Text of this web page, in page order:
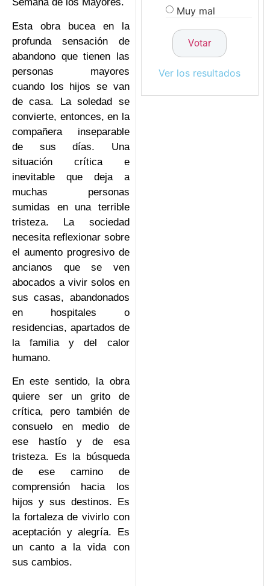
Semana de los Mayores.
Esta obra bucea en la
profunda sensación de
abandono que tienen las
personas mayores
cuando los hijos se van
de casa. La soledad se
convierte, entonces, en la
compañera inseparable
de sus días. Una
situación crítica e
inevitable que deja a
muchas personas
sumidas en una terrible
tristeza. La sociedad
necesita reflexionar sobre
el aumento progresivo de
ancianos que se ven
abocados a vivir solos en
sus casas, abandonados
en hospitales o
residencias, apartados de
la familia y del calor
humano.
En este sentido, la obra
quiere ser un grito de
crítica, pero también de
consuelo en medio de
ese hastío y de esa
tristeza. Es la búsqueda
de ese camino de
comprensión hacia los
hijos y sus destinos. Es
la fortaleza de vivirlo con
aceptación y alegría. Es
un canto a la vida con
sus cambios.
Muy mal
Ver los resultados